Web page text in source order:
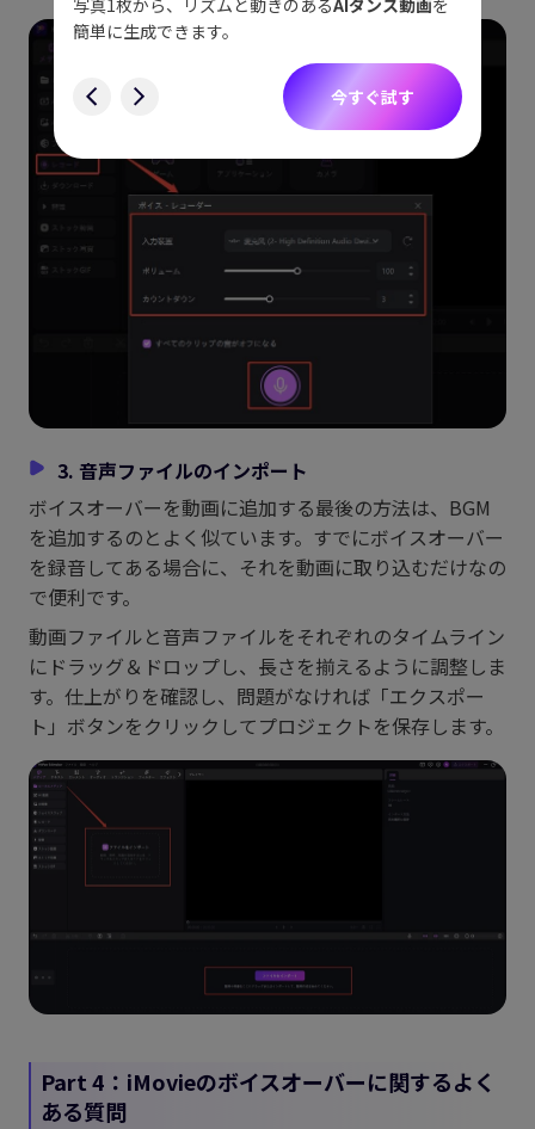
3. 音声ファイルのインポート
ボイスオーバーを動画に追加する最後の方法は、BGM
を追加するのとよく似ています。すでにボイスオーバー
を録音してある場合に、それを動画に取り込むだけなの
で便利です。
動画ファイルと音声ファイルをそれぞれのタイムライン
にドラッグ＆ドロップし、長さを揃えるように調整しま
す。仕上がりを確認し、問題がなければ「エクスポー
ト」ボタンをクリックしてプロジェクトを保存します。
Part 4：iMovieのボイスオーバーに関するよく
ある質問
写真1枚から、リズムと動きのあるAIダンス動画を
簡単に生成できます。
今すぐ試す
にも